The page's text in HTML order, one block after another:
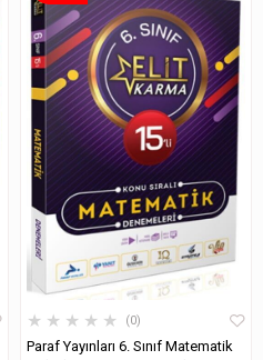
★ ★ ★ ★ ★ 0
Paraf Yayınları 6. Sınıf Matematik